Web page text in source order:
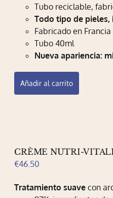
Tubo reciclable,
Todo tipo de pieles,
Fabricado en Francia
Tubo 40ml
Nueva apariencia:
Añadir al carrito
CRÈME NUTRI-
€46.50
Tratamiento suave con